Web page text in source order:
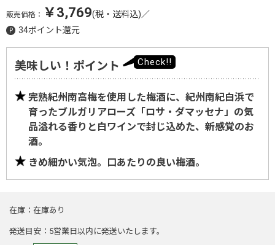
販売価格： ￥3,769(税・送料込)／
34ポイント還元
美味しい！ポイント
完熟紀州南高梅を使用した梅酒に、紀州南紀白浜で
育ったブルガリアローズ「ロサ・ダマッセナ」の気
品溢れる香りと白ワインで封じ込めた、新感覚のお
酒。
きめ細かい気泡。口あたりの良い梅酒。
在庫 在庫あり
発送目安 5営業日以内に発送いたします。